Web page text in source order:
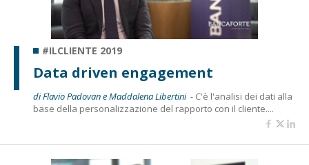
#ILCLIENTE 2019
Data driven engagement
di Flavio Padovan e Maddalena Libertini - C'è l'analisi dei dati alla
base della personalizzazione del rapporto con il cliente....